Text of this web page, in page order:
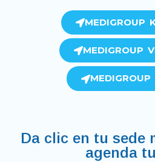
MEDIGROUP
MEDIGROUP
MEDIGROUP
Da clic en tu sede
agenda